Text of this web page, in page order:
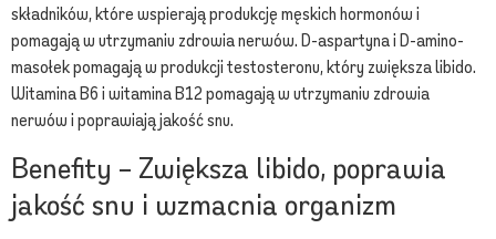
składników, które wspierają produkcję męskich hormonów i
pomagają w utrzymaniu zdrowia nerwów. D-aspartyna i D-amino-
masołek pomagają w produkcji testosteronu, który zwiększa libido.
Witamina B6 i witamina B12 pomagają w utrzymaniu zdrowia
nerwów i poprawiają jakość snu.
Benefity – Zwiększa libido, poprawia
jakość snu i wzmacnia organizm